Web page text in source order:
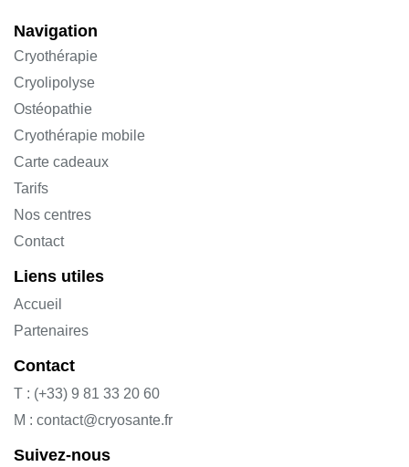
Navigation
Cryothérapie
Cryolipolyse
Ostéopathie
Cryothérapie mobile
Carte cadeaux
Tarifs
Nos centres
Contact
Liens utiles
Accueil
Partenaires
Contact
T : (+33) 9 81 33 20 60
M : contact@cryosante.fr
Suivez-nous